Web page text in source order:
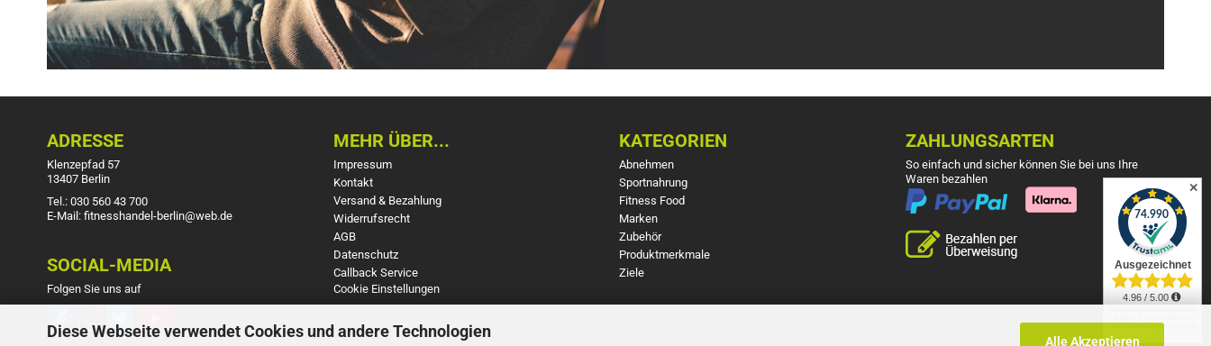
Diese Webseite verwendet Cookies und andere Technologien
Alle Akzeptieren
ADRESSE
Klenzepfad 57
13407 Berlin
Tel.: 030 560 43 700
E-Mail: fitnesshandel-berlin@web.de
SOCIAL-MEDIA
Folgen Sie uns auf
MEHR ÜBER...
Impressum
Kontakt
Versand & Bezahlung
Widerrufsrecht
AGB
Datenschutz
Callback Service
Cookie Einstellungen
KATEGORIEN
Abnehmen
Sportnahrung
Fitness Food
Marken
Zubehör
Produktmerkmale
Ziele
ZAHLUNGSARTEN
So einfach und sicher können Sie bei uns Ihre
Waren bezahlen
✕